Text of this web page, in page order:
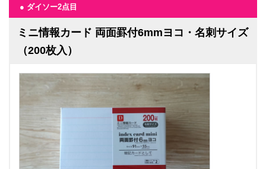
● ダイソー2点目
ミニ情報カード 両面罫付6mmヨコ・名刺サイズ
（200枚入）